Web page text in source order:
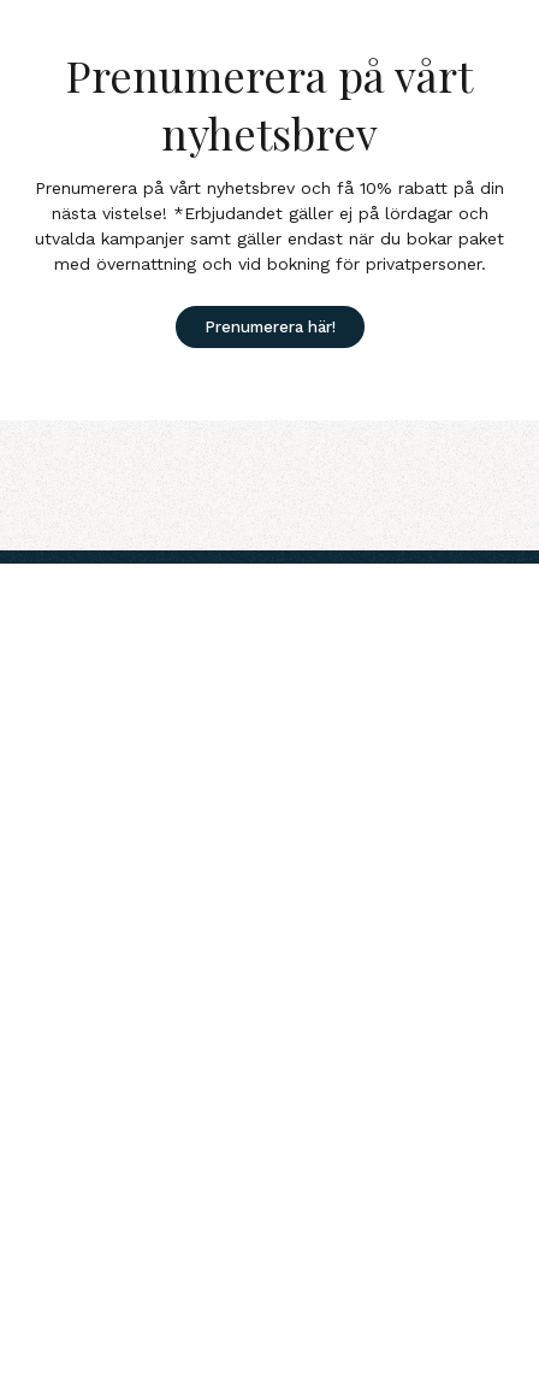
Prenumerera på vårt
nyhetsbrev
Prenumerera på vårt nyhetsbrev och få 10% rabatt på din
nästa vistelse! *Erbjudandet gäller ej på lördagar och
utvalda kampanjer samt gäller endast när du bokar paket
med övernattning och vid bokning för privatpersoner.
Prenumerera här!